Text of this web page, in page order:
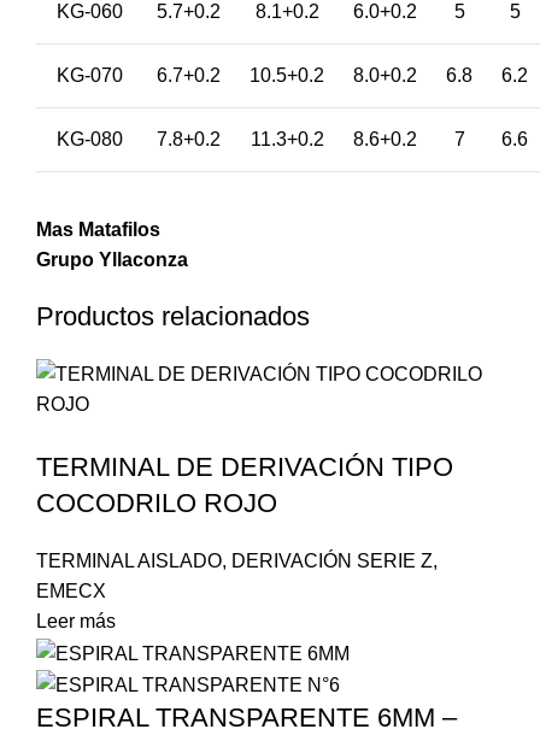
KG-060 5.7+0.2 8.1+0.2 6.0+0.2 5 5
KG-070 6.7+0.2 10.5+0.2 8.0+0.2 6.8 6.2
KG-080 7.8+0.2 11.3+0.2 8.6+0.2 7 6.6
Mas Matafilos
Grupo Yllaconza
Productos relacionados
TERMINAL DE DERIVACIÓN TIPO
COCODRILO ROJO
TERMINAL AISLADO, DERIVACIÓN SERIE Z,
EMECX
Leer más
ESPIRAL TRANSPARENTE 6MM –